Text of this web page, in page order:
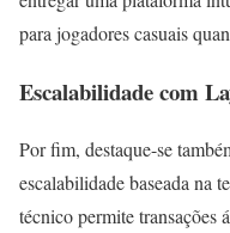
para jogadores casuais
Escalabilidade com
Por fim, destaque-se
escalabilidade baseada na
técnico permite transações